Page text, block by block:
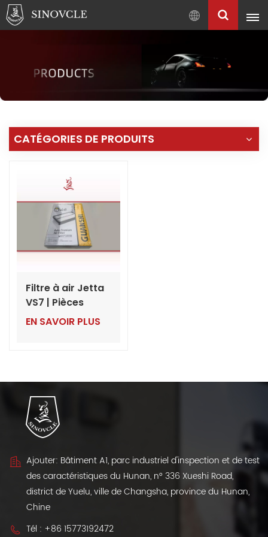
Français
English
Pусский العربية
中
CATÉGORIES DE PRODUITS
Filtre à air Jetta
VS7 | Pièces
détachées VW en
EN SAVOIR PLUS
Ajouter: Bâtiment A1, parc industriel d'inspection et de test
des caractéristiques du Hunan, n° 336 Xueshi Road,
district de Yuelu, ville de Changsha, province du Hunan,
Chine
Tél : +86 15773192472